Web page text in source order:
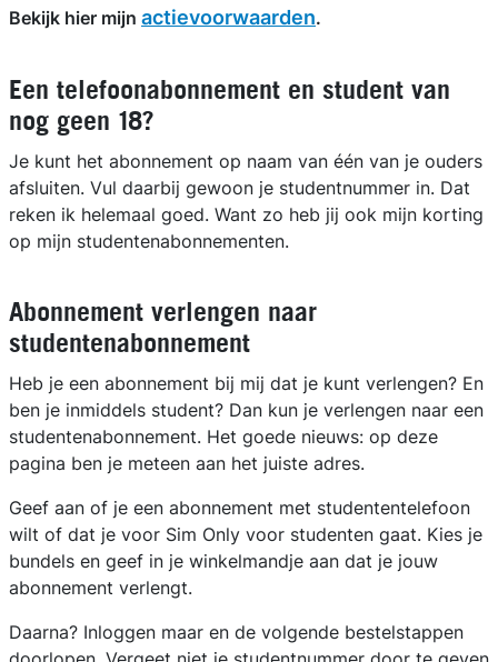
Bekijk hier mijn actievoorwaarden.
Een telefoonabonnement en student van
nog geen 18?
Je kunt het abonnement op naam van één van je ouders
afsluiten. Vul daarbij gewoon je studentnummer in. Dat
reken ik helemaal goed. Want zo heb jij ook mijn korting
op mijn studentenabonnementen.
Abonnement verlengen naar
studentenabonnement
Heb je een abonnement bij mij dat je kunt verlengen? En
ben je inmiddels student? Dan kun je verlengen naar een
studentenabonnement. Het goede nieuws: op deze
pagina ben je meteen aan het juiste adres.
Geef aan of je een abonnement met studententelefoon
wilt of dat je voor Sim Only voor studenten gaat. Kies je
bundels en geef in je winkelmandje aan dat je jouw
abonnement verlengt.
Daarna? Inloggen maar en de volgende bestelstappen